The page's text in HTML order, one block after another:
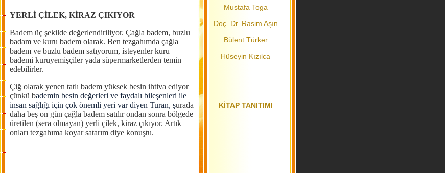
YERLİ ÇİLEK, KİRAZ ÇIKIYOR
Badem üç şekilde değerlendiriliyor. Çağla badem, buzlu
badam ve kuru badem olarak. Ben tezgahımda çağla
badem ve buzlu badem satıyorum, isteyenler kuru
bademi kuruyemişçiler yada süpermarketlerden temin
edebilirler.
Çiğ olarak yenen tatlı badem yüksek besin ihtiva ediyor
çünkü bademin besin değerleri ve faydalı bileşenleri ile
insan sağlığı için çok önemli yeri var diyen Turan, şurada
daha beş on gün çağla badem satılır ondan sonra bölgede
üretilen (sera olmayan) yerli çilek, kiraz çıkıyor. Artık
onları tezgahıma koyar satarım diye konuştu.
Mustafa Toga
Doç. Dr. Rasim Aşın
Bülent Türker
Hüseyin Kızılca
KİTAP TANITIMI